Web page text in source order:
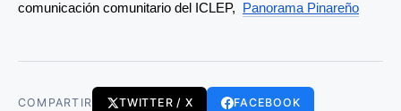
comunicación comunitario del ICLEP,
Panorama Pinareño
COMPARTIR TWITTER / X FACEBOOK